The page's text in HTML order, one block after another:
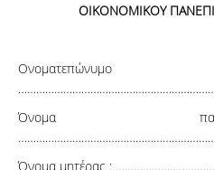
ΟΙΚΟΝΟΜΙΚΟΥ
Όνομα
Όνομα μητέρας :